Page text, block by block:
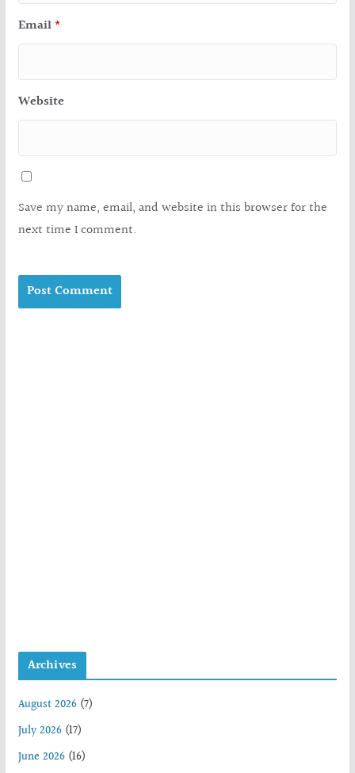
Email *
Website
Save my name, email, and website in this browser for the
next time I comment.
Archives
August 2026(7)
July 2026(17)
June 2026(16)